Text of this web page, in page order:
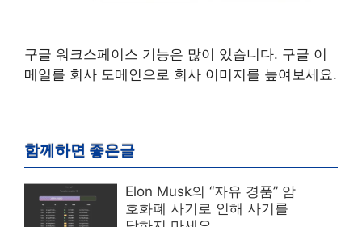
구글 워크스페이스 기능은 많이 있습니다. 구글 이
메일를 회사 도메인으로 회사 이미지를 높여보세요.
함께하면 좋은글
Elon Musk의 “자유 경품” 암
호화폐 사기로 인해 사기를